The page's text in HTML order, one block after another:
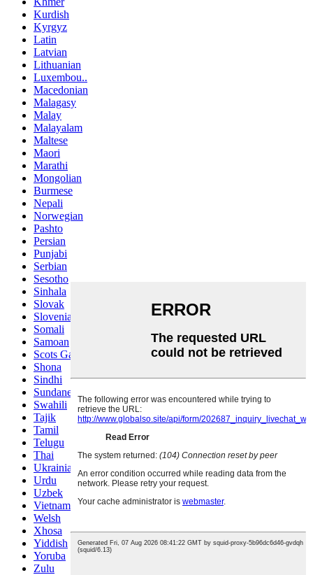
Kurdish
Kyrgyz
Latin
Latvian
Lithuanian
Luxembou..
Macedonian
Malagasy
Malay
Malayalam
Maltese
Maori
Marathi
Mongolian
Burmese
Nepali
Norwegian
Pashto
Persian
Punjabi
Serbian
Sesotho
Sinhala
Slovak
Slovenian
Somali
Samoan
Scots Gaelic
Shona
Sindhi
Sundanese
Swahili
Tajik
Tamil
Telugu
Thai
Ukrainian
Urdu
Uzbek
Vietnamese
Welsh
Xhosa
Yiddish
Yoruba
Zulu